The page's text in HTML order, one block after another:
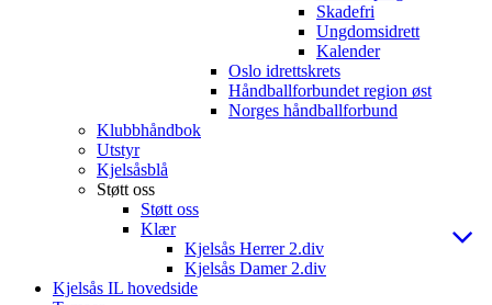
Skadefri
Ungdomsidrett
Kalender
Oslo idrettskrets
Håndballforbundet region øst
Norges håndballforbund
Klubbhåndbok
Utstyr
Kjelsåsblå
Støtt oss
Støtt oss
Klær
Kjelsås Herrer 2.div
Kjelsås Damer 2.div
Kjelsås IL hovedside